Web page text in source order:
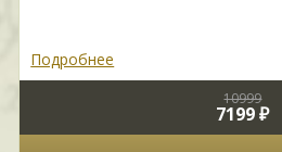
Подробнее
10999
7199 ₽